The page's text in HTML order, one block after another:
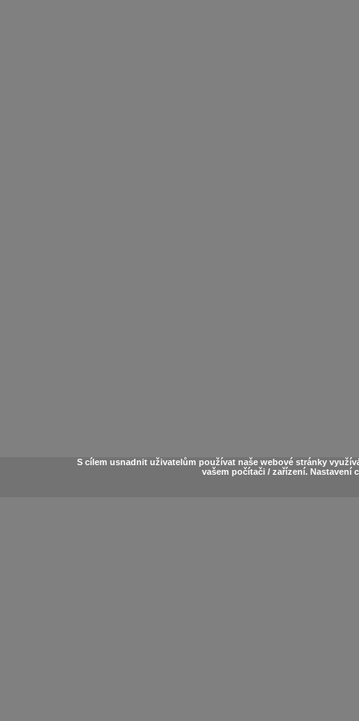
S cílem usnadnit uživatelům používat naše webové stránky
vašem počítači / zařízení. Nastavení